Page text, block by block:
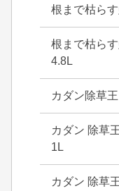
根まで枯ら
根まで枯ら
4.8L
カダン除草
カダン 除草
1L
カダン 除草